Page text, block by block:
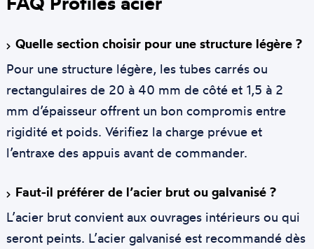
Quelle section choisir pour une structure légère ?
Pour une structure légère, les tubes carrés ou
rectangulaires de 20 à 40 mm de côté et 1,5 à 2
mm d’épaisseur offrent un bon compromis entre
rigidité et poids. Vérifiez la charge prévue et
l’entraxe des appuis avant de commander.
Faut-il préférer de l’acier brut ou galvanisé ?
L’acier brut convient aux ouvrages intérieurs ou qui
seront peints. L’acier galvanisé est recommandé dès